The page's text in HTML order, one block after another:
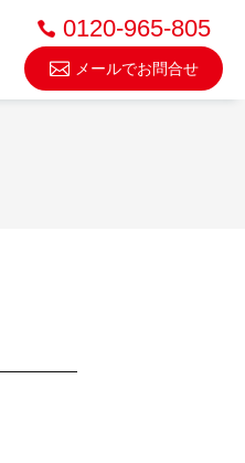
0120-965-805
メールでお問合せ